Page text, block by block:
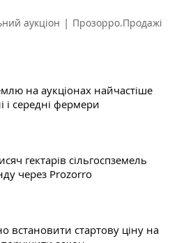
аукціон | Прозорро.Продажі
на аукціонах найчастіше
і середні фермери
гектарів сільгоспземель
через Prozorro
встановити стартову ціну на